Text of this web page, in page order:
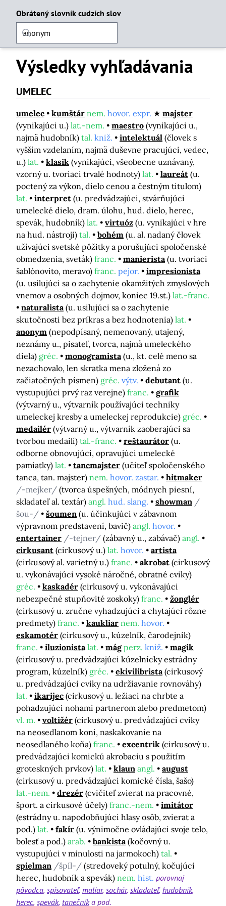
Obrátený slovník cudzích slov
Výsledky vyhľadávania
UMELEC
umelec kumštár nem. hovor. expr.
majster
(vynikajúci u.) lat.-nem. maestro (vynikajúci u.,
najmä hudobník) tal. kniž. intelektuál (človek s
vyšším vzdelaním, najmä duševne pracujúci, vedec,
u.) lat. klasik (vynikajúci, všeobecne uznávaný,
vzorný u. tvoriaci trvalé hodnoty) lat. laureát (u.
poctený za výkon, dielo cenou a čestným titulom)
lat.
interpret (u. predvádzajúci, stvárňujúci
umelecké dielo, dram. úlohu, hud. dielo, herec,
spevák, hudobník) lat. virtuóz (u. vynikajúci v hre
na hud. nástroji) tal. bohém (u. al. nadaný človek
užívajúci svetské pôžitky a porušujúci spoločenské
obmedzenia, sveták) franc. manierista (u. tvoriaci
šablónovito, meravo) franc. pejor.
impresionista
(u. usilujúci sa o zachytenie okamžitých zmyslových
vnemov a osobných dojmov, koniec 19.st.) lat.-franc.
naturalista (u. usilujúci sa o zachytenie
skutočnosti bez príkras a bez hodnotenia) lat.
anonym (nepodpísaný, nemenovaný, utajený,
neznámy u., pisateľ, tvorca, najmä umeleckého
diela) gréc. monogramista (u., kt. celé meno sa
nezachovalo, len skratka mena zložená zo
začiatočných písmen) gréc. výtv. debutant (u.
vystupujúci prvý raz verejne) franc.
grafik
(výtvarný u., výtvarník používajúci techniky
umeleckej kresby a umeleckej reprodukcie) gréc.
medailér (výtvarný u., výtvarník zaoberajúci sa
tvorbou medailí) tal.-franc. reštaurátor (u.
odborne obnovujúci, opravujúci umelecké
pamiatky) lat. tancmajster (učiteľ spoločenského
tanca, tan. majster) nem. hovor. zastar.
hitmaker
/-mejker/ (tvorca úspešných, módnych piesní,
skladateľ al. textár) angl. hud. slang. showman /
šou-/
šoumen (u. účinkujúci v zábavnom
výpravnom predstavení, bavič) angl. hovor.
entertainer /-tejner/ (zábavný u., zabávač) angl.
cirkusant (cirkusový u.) lat. hovor.
artista
(cirkusový al. varietný u.) franc. akrobat (cirkusový
u. vykonávajúci vysoké náročné, obratné cviky)
gréc.
kaskadér (cirkusový u. vykonávajúci
nebezpečné stupňovité zoskoky) franc.
žonglér
(cirkusový u. zručne vyhadzujúci a chytajúci rôzne
predmety) franc. kaukliar nem. hovor.
eskamotér (cirkusový u., kúzelník, čarodejník)
franc.
iluzionista lat. mág perz. kniž.
magik
(cirkusový u. predvádzajúci kúzelnícky estrádny
program, kúzelník) gréc. ekivilibrista (cirkusový
u. predvádzajúci cviky na udržiavanie rovnováhy)
lat.
ikarijec (cirkusový u. ležiaci na chrbte a
pohadzujúci nohami partnerom alebo predmetom)
vl. m.
voltižér (cirkusový u. predvádzajúci cviky
na neosedlanom koni, naskakovanie na
neosedlaného koňa) franc. excentrik (cirkusový u.
predvádzajúci komickú akrobaciu s použitím
groteskných prvkov) lat. klaun angl.
august
(cirkusový u. predvádzajúci komické čísla, šašo)
lat.-nem.
drezér (cvičiteľ zvierat na pracovné,
šport. a cirkusové účely) franc.-nem.
imitátor
(estrádny u. napodobňujúci hlasy osôb, zvierat a
pod.) lat. fakír (u. výnimočne ovládajúci svoje telo,
bolesť a pod.) arab. bankista (kočovný u.
vystupujúci v minulosti na jarmokoch) tal.
spielman /špíl-/ (stredoveký potulný, kočujúci
herec, hudobník a spevák) nem. hist. porovnaj
pôvodca spisovateľ maliar sochár skladateľ hudobník
herec spevák tanečník a pod.